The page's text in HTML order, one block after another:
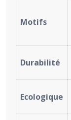
Motifs
Durabilité
Ecologique